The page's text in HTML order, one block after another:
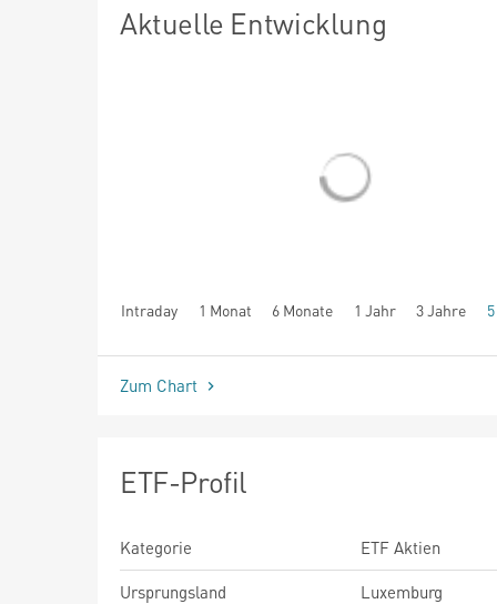
Aktuelle Entwicklung
Intraday 1 Monat 6 Monate 1 Jahr 3 Jahre
seit Beginn
Zum Chart
ETF-Profil
Kategorie
ETF Aktien
Ursprungsland
Luxemburg